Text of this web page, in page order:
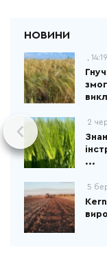
, 14:19
2
...
5